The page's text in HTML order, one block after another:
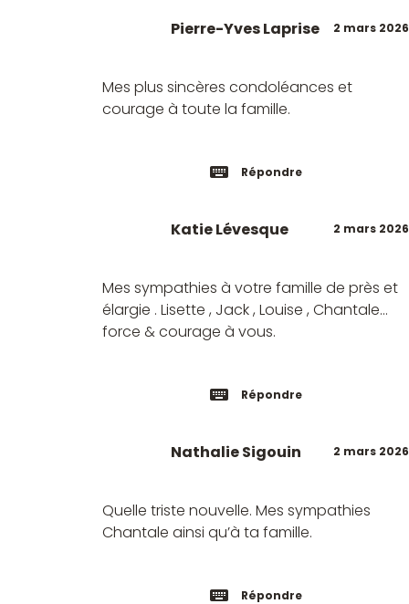
2 mars 2026
Pierre-Yves Laprise
Mes plus sincères condoléances et
courage à toute la famille.
Répondre
2 mars 2026
Katie Lévesque
Mes sympathies à votre famille de près et
élargie . Lisette , Jack , Louise , Chantale…
force & courage à vous.
Répondre
2 mars 2026
Nathalie Sigouin
Quelle triste nouvelle. Mes sympathies
Chantale ainsi qu’à ta famille.
Répondre